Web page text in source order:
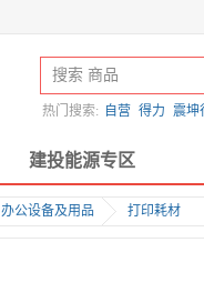
热门搜索: 自营 得力 震坤
建投能源专区
办公设备及用品 打印耗材